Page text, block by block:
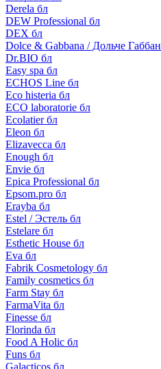
Derela бл
DEW Professional бл
DEX бл
Dolce & Gabbana / Дольче
Dr.BIO бл
Easy spa бл
ECHOS Line бл
Eco histeria бл
ECO laboratorie бл
Ecolatier бл
Eleon бл
Elizavecca бл
Enough бл
Envie бл
Epica Professional бл
Epsom.pro бл
Erayba бл
Estel / Эстель бл
Estelare бл
Esthetic House бл
Eva бл
Fabrik Cosmetology бл
Family cosmetics бл
Farm Stay бл
FarmaVita бл
Finesse бл
Florinda бл
Food A Holic бл
Funs бл
Galacticos бл